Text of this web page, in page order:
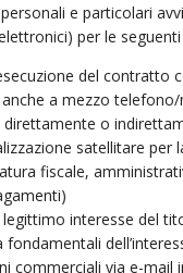
e particolari
per le
del contratto
a mezzo
o
satellitare per
fiscale,
interesse del
commerciali via e-